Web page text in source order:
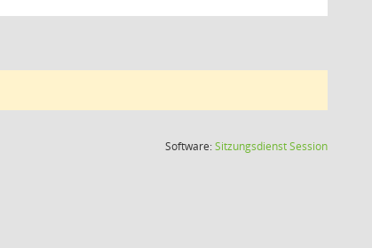
Software:SitzungsdienstSession(Wird in